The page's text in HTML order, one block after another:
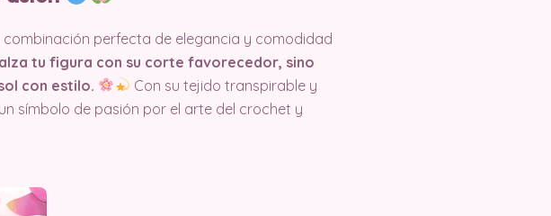
combinación perfecta de elegancia y comodidad
tu figura con su corte favorecedor, sino
con estilo.
Con su tejido transpirable y
símbolo de pasión por el arte del crochet y